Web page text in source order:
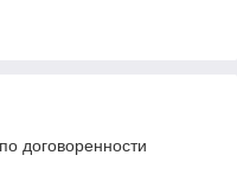
договоренности